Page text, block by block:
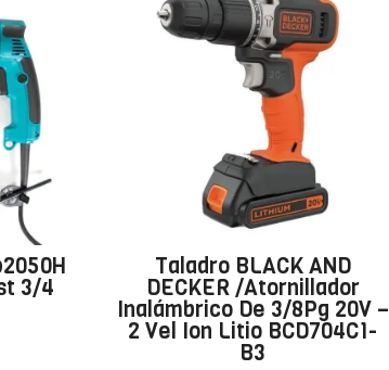
3/4
Taladro BLACK AND
DECKER /Atornillador
Inalámbrico De 3/8Pg 20V –
2 Vel Ion Litio BCD704C1-
B3